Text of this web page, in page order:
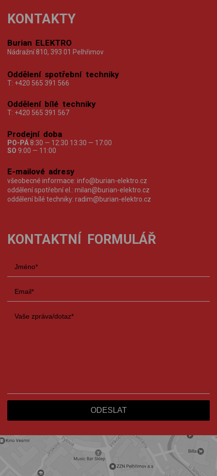
KONTAKTY
Burian ELEKTRO
Nádražní 810, 393 01 Pelhřimov
Oddělení spotřební techniky
T: +420 565 391 566
Oddělení bílé techniky
T: +420 565 391 567
Prodejní doba
PO-PÁ 8:30 — 12:30 13:30 — 17:00
SO 9:00 — 11:00
E-mailové adresy
všeobecné informace: info@burian-elektro.cz
oddělení spotřební el.: milan@burian-elektro.cz
oddělení bílé techniky: radim@burian-elektro.cz
KONTAKTNÍ FORMULÁŘ